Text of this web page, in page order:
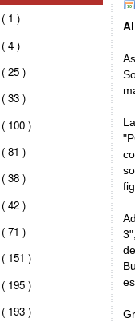
( 1 )
( 4 )
( 25 )
( 33 )
( 100 )
( 81 )
( 38 )
( 42 )
( 71 )
( 151 )
( 195 )
( 193 )
La